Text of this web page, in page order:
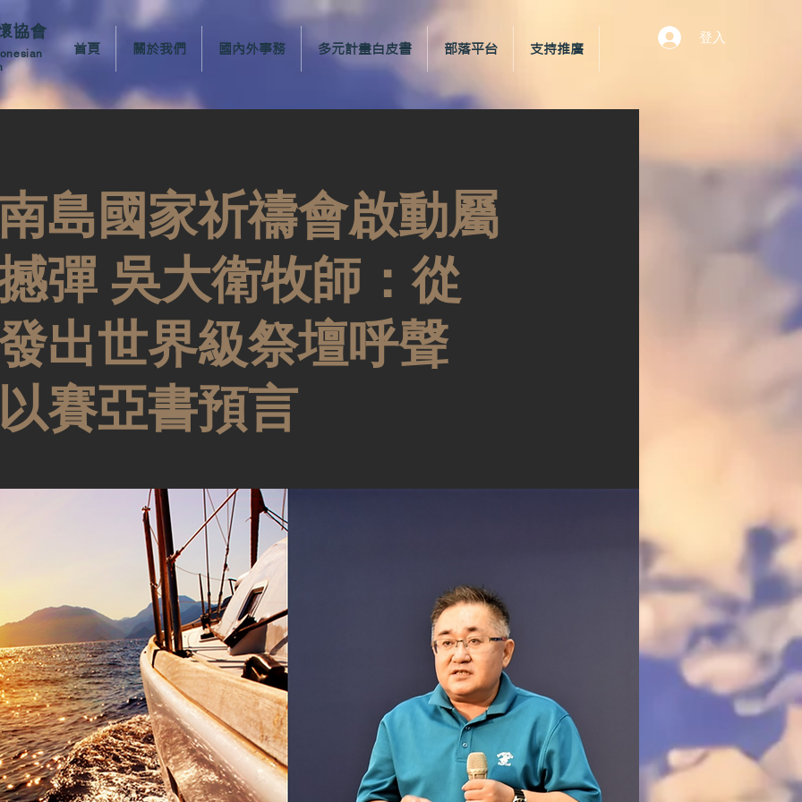
協會
首頁 關於我們 國內外事務 多元計畫白皮書 部落平台 支持推廣
登入
島國家祈禱會啟動屬
彈 吳大衛牧師：從
出世界級祭壇呼聲
賽亞書預言